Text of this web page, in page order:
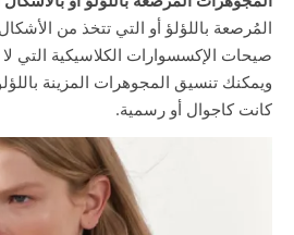
المُرصعة باللؤلؤ أو التي تتخذ من
صيحات الإكسسوارات الكلاسيكية التي
ويمكنك تنسيق المجوهرات المزينة
كانت كاجوال أو رسمية.